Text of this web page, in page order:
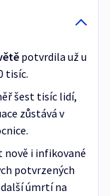
potvrdila už u
tisíc.
šest tisíc lidí,
zůstává v
i infikované
potvrzených
úmrtí na